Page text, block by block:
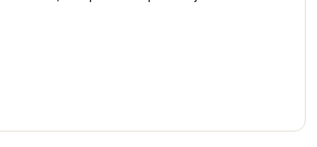
povrchu. Půdu udržujte rovnoměrně